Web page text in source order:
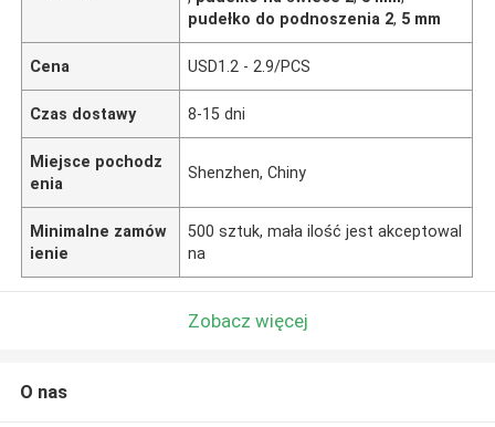
pudełko do podnoszenia 2, 5 mm
Cena USD1.2 - 2.9/PCS
Czas dostawy 8-15 dni
Miejsce pochodz
enia
Shenzhen, Chiny
Minimalne zamów
ienie
500 sztuk, mała ilość jest akceptowal
na
Zobacz więcej
O nas